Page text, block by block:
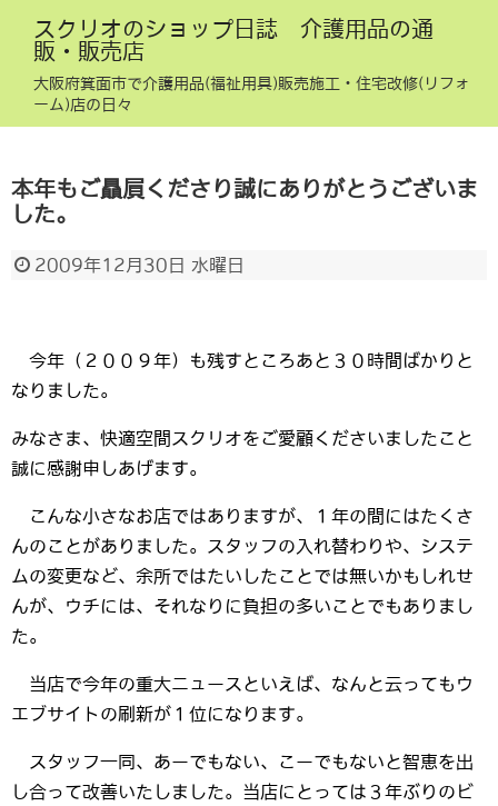
スクリオのショップ日誌 介護用品の通
販・販売店
大阪府箕面市で介護用品(福祉用具)販売施工・住宅改修(リフォ
ーム)店の日々
本年もご贔屓くださり誠にありがとうございま
した。
2009年12月30日 水曜日
今年（２００９年）も残すところあと３０時間ばかりと
なりました。
みなさま、快適空間スクリオをご愛顧くださいましたこと
誠に感謝申しあげます。
こんな小さなお店ではありますが、１年の間にはたくさ
んのことがありました。スタッフの入れ替わりや、システ
ムの変更など、余所ではたいしたことでは無いかもしれせ
んが、ウチには、それなりに負担の多いことでもありまし
た。
当店で今年の重大ニュースといえば、なんと云ってもウ
エブサイトの刷新が１位になります。
スタッフ一同、あーでもない、こーでもないと智恵を出
し合って改善いたしました。当店にとっては３年ぶりのビ